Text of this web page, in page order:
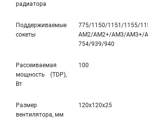
радиатора
Поддерживаемые
сокеты
775/1150/1151/1155/
AM2/AM2+/AM3/AM3+/
754/939/940
Рассеиваемая
мощность (TDP),
Вт
100
Размер
вентилятора, мм
120x120x25